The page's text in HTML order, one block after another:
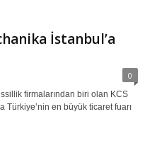
Müdürü Ahmet Emrem, hava
araç sahiplerini klima bakımlarını
Bayisi” ve